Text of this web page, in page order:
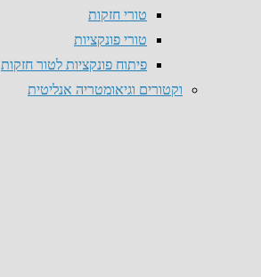
טורי חזקות
טורי פונקציות
פיתוח פונקציות לטור חזקות
וקטורים וגיאומטריה אנליטית